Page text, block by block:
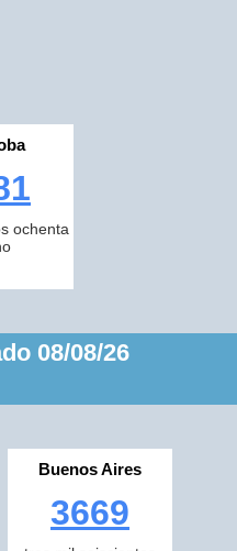
ochenta
08/08/26
Buenos Aires
3669